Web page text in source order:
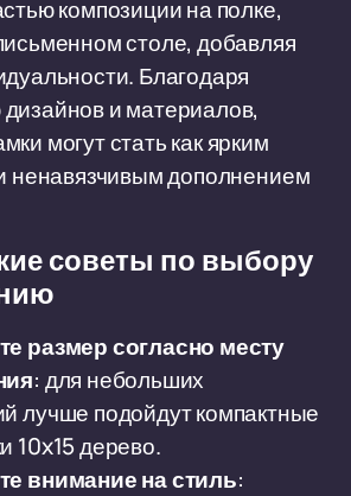
композиции на полке,
столе, добавляя
Благодаря
и материалов,
могут стать как ярким
ненавязчивым дополнением
советы по выбору
размер согласно месту
: для небольших
лучше подойдут компактные
10x15 дерево.
внимание на стиль: